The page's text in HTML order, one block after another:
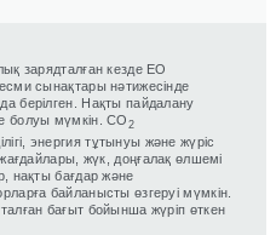
зарядталған кезде ЕО
сынақтары нәтижесінде
берілген. Нақты пайдалану
болуы мүмкін. CO 2
энергия тұтынуы және жүріс
жүк, доңғалақ өлшемі
нақты бағдар және
байланысты өзгеруі мүмкін.
бағыт бойынша жүріп өткен